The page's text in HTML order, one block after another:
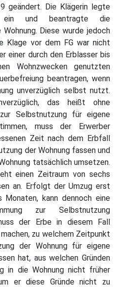
geändert. Die Klägerin legte
ein und beantragte die
Diese wurde jedoch
Klage vor dem FG war nicht
einer durch den Erblasser bis
Wohnzwecken genutzten
beantragen, wenn
unverzüglich selbst nutzt.
das heißt ohne
Selbstnutzung für eigene
muss der Erwerber
Zeit nach dem Erbfall
der Wohnung fassen und
tatsächlich umsetzen.
einen Zeitraum von sechs
an. Erfolgt der Umzug erst
kann dennoch eine
zur Selbstnutzung
der Erbe in diesem Fall
zu welchem Zeitpunkt
der Wohnung für eigene
hat, aus welchen Gründen
in die Wohnung nicht früher
er diese Gründe nicht zu